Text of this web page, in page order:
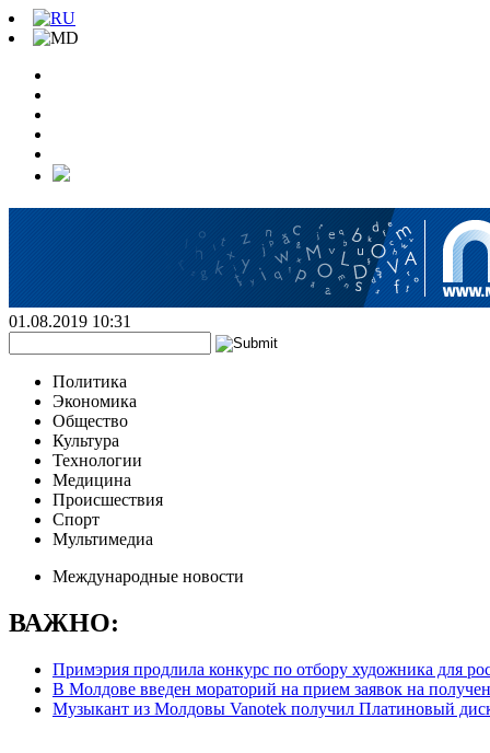
01.08.2019 10:31
Политика
Экономика
Общество
Культура
Технологии
Медицина
Происшествия
Спорт
Мультимедиа
Международные новости
ВАЖНО:
Примэрия продлила конкурс по отбору художника для
В Молдове введен мораторий на прием заявок на
Музыкант из Молдовы Vanotek получил Платиновый